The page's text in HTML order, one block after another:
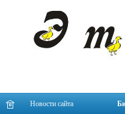
Новости сайта